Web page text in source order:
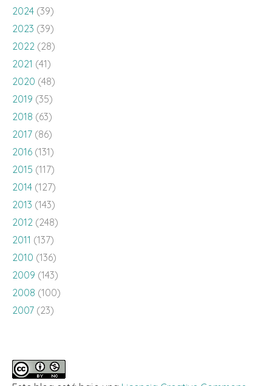
2024 (39)
2023 (39)
2022 (28)
2021 (41)
2020 (48)
2019 (35)
2018 (63)
2017 (86)
2016 (131)
2015 (117)
2014 (127)
2013 (143)
2012 (248)
2011 (137)
2010 (136)
2009 (143)
2008 (100)
2007 (23)